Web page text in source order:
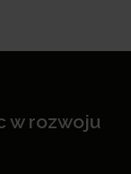
w rozwoju